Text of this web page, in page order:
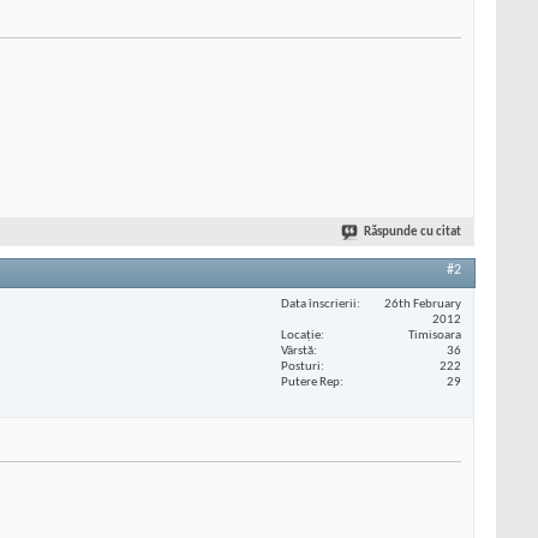
Răspunde cu citat
#2
Data înscrierii
26th February
2012
Locaţie
Timisoara
Vârstă
36
Posturi
222
Putere Rep
29